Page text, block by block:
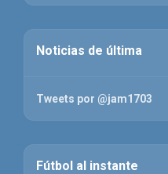
Noticias de última
Tweets por @jam1703
Fútbol al instante